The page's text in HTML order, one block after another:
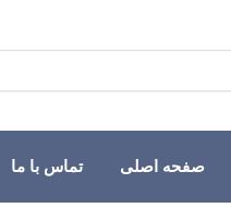
صفحه اصلی تماس با ما